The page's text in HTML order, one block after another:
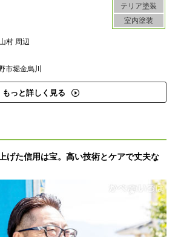
テリア塗装
室内塗装
村 周辺
市堀金烏川
もっと詳しく見る
げた信用は宝。高い技術とケアで丈夫な